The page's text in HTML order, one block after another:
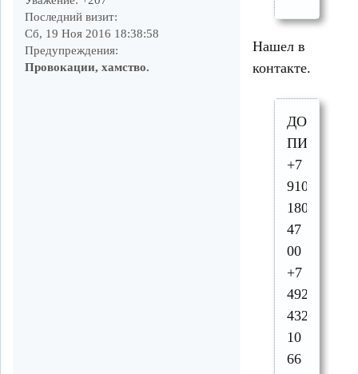
Последний визит:
Сб, 19 Ноя 2016 18:38:58
Предупреждения:
Провокации, хамство.
Нашел в
контакте.
ПИЦЦЫ
+7
910
180
47
00
+7
492
432
10
66